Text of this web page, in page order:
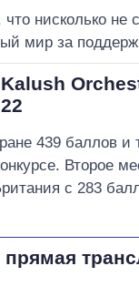
нисколько не
мир за
439 баллов
Второе
с 283